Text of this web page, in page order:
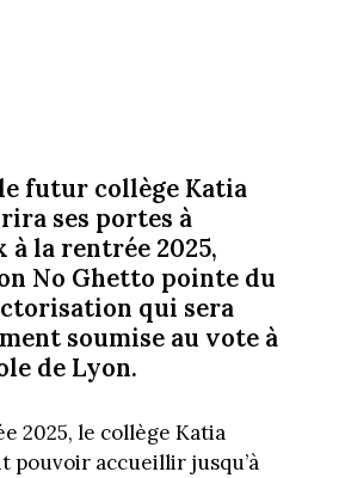
futur collège Katia
ses portes à
à la rentrée 2025,
No Ghetto pointe du
qui sera
soumise au vote à
de Lyon.
2025, le collège Katia
pouvoir accueillir jusqu’à